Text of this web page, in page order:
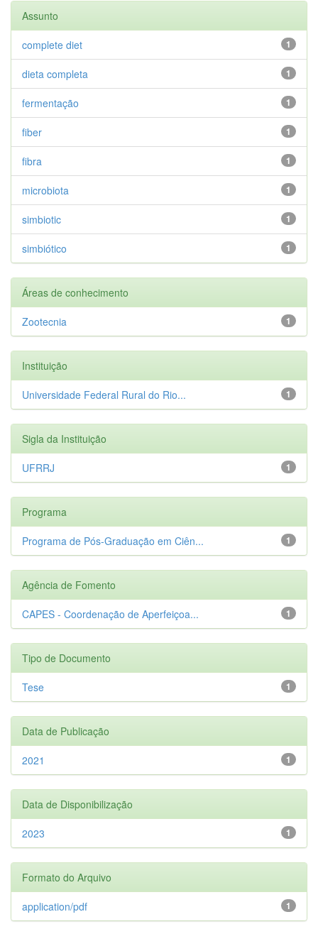
Assunto
1
complete diet
1
dieta completa
1
fermentação
1
fiber
1
fibra
1
microbiota
1
simbiotic
1
simbiótico
Áreas de conhecimento
1
Zootecnia
Instituição
1
Universidade Federal Rural do Rio...
Sigla da Instituição
1
UFRRJ
Programa
1
Programa de Pós-Graduação em Ciên...
Agência de Fomento
1
CAPES - Coordenação de Aperfeiçoa...
Tipo de Documento
1
Tese
Data de Publicação
1
2021
Data de Disponibilização
1
2023
Formato do Arquivo
1
application/pdf